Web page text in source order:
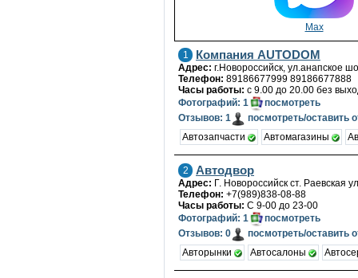
Max
1 Компания AUTODOM
Адрес: г.Новороссийск, ул.анапское
Телефон: 89186677999 89186677888
Часы работы: с 9.00 до 20.00 без
Фотографий: 1
посмотреть
Отзывов: 1
посмотреть/оставить
Автозапчасти
Автомагазины
2 Автодвор
Адрес: Г. Новороссийск ст. Раевская
Телефон: +7(989)838-08-88
Часы работы: С 9-00 до 23-00
Фотографий: 1
посмотреть
Отзывов: 0
посмотреть/оставить
Авторынки
Автосалоны